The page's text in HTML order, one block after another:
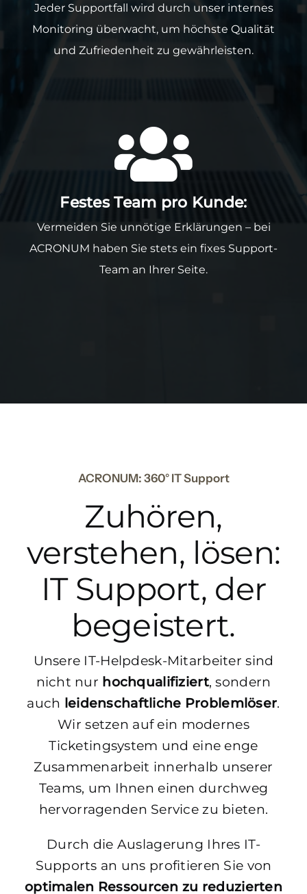
Jeder Supportfall wird durch unser internes
Monitoring überwacht, um höchste Qualität
und Zufriedenheit zu gewährleisten.
Festes Team pro Kunde:
Vermeiden Sie unnötige Erklärungen – bei
ACRONUM haben Sie stets ein fixes Support-
Team an Ihrer Seite.
ACRONUM: 360° IT Support
Zuhören,
verstehen, lösen:
IT Support, der
begeistert.
Unsere IT-Helpdesk-Mitarbeiter sind
nicht nur hochqualifiziert, sondern
auch leidenschaftliche Problemlöser.
Wir setzen auf ein modernes
Ticketingsystem und eine enge
Zusammenarbeit innerhalb unserer
Teams, um Ihnen einen durchweg
hervorragenden Service zu bieten.
Durch die Auslagerung Ihres IT-
Supports an uns profitieren Sie von
optimalen Ressourcen zu reduzierten